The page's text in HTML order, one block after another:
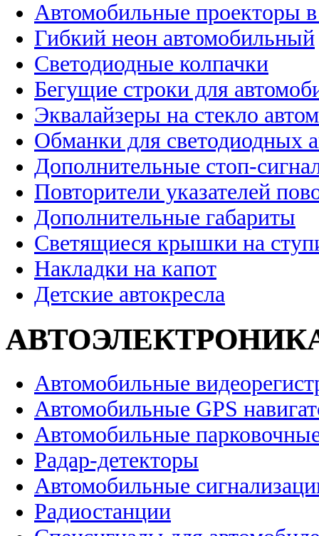
Автомобильные проекторы
Гибкий неон автомобильный
Светодиодные колпачки
Бегущие строки для
Эквалайзеры на стекло
Обманки для светодиодных
Дополнительные стоп-
Повторители указателей
Дополнительные габариты
Светящиеся крышки на
Накладки на капот
Детские автокресла
Автомобильные
Автомобильные GPS
Автомобильные
Радар-детекторы
Автомобильные
Радиостанции